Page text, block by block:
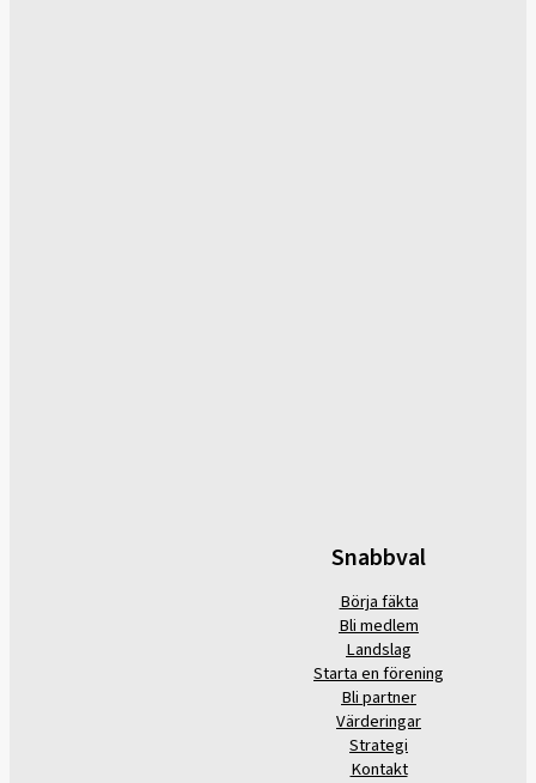
Snabbval
Börja fäkta
Bli medlem
Landslag
Starta en förening
Bli partner
Värderingar
Strategi
Kontakt